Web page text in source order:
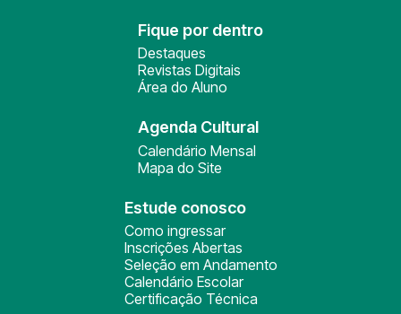
Fique por dentro
Destaques
Revistas Digitais
Área do Aluno
Agenda Cultural
Calendário Mensal
Mapa do Site
Estude conosco
Como ingressar
Inscrições Abertas
Seleção em Andamento
Calendário Escolar
Certificação Técnica